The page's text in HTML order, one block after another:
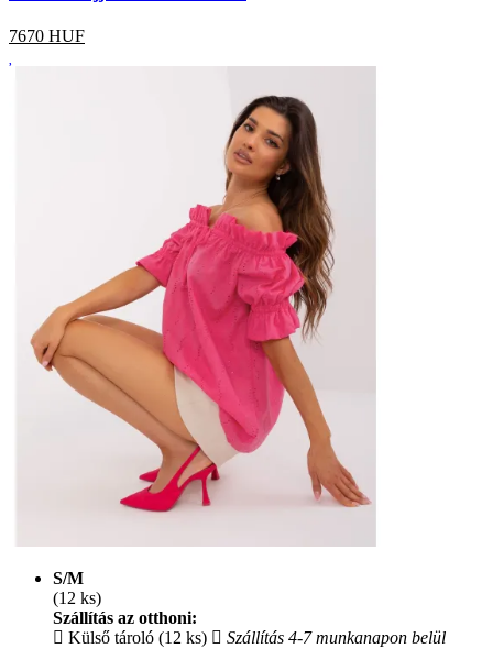
7670 HUF
S/M
(12 ks)
Szállítás az otthoni:
Külső tároló (12 ks)
Szállítás 4-7 munkanapon belül